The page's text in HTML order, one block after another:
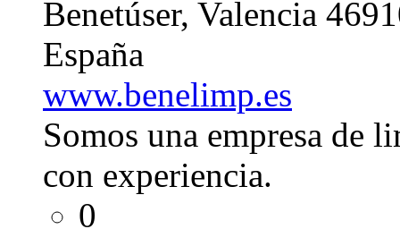
Benetúser, Valencia
España
www.benelimp.es
Somos una empresa de
con experiencia.
0